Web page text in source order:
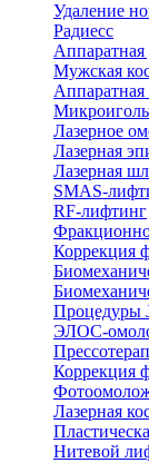
Удаление
Радиесс
Аппаратная
Мужская
Аппаратная
Лазерное
Лазерная
Лазерная
SMAS-
RF-лифтинг
Коррекция
Процедуры
ЭЛОС-
Коррекция
Лазерная
Нитевой